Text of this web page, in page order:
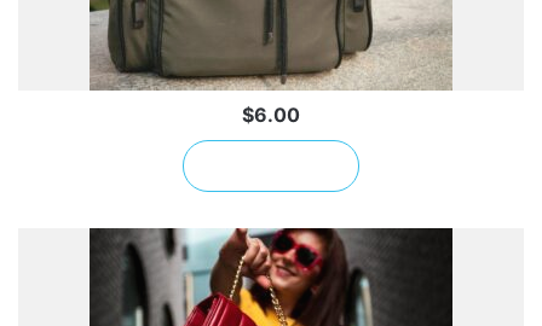
$6.00